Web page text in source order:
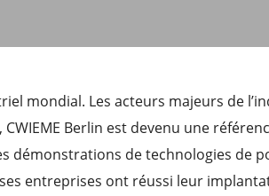
mondial. Les acteurs majeurs de
Berlin est devenu une
démonstrations de technologies de
entreprises ont réussi leur